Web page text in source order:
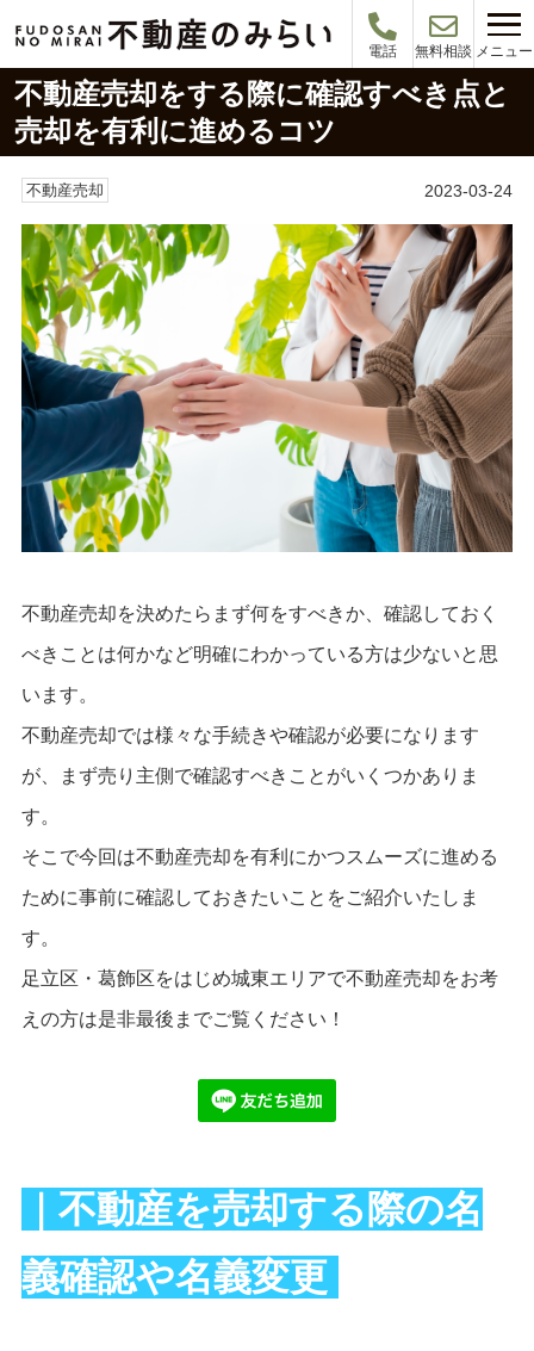
電話 無料相談 メニュー
不動産売却をする際に確認すべき点と
売却を有利に進めるコツ
不動産売却 2023-03-24
不動産売却を決めたらまず何をすべきか、確認しておく
べきことは何かなど明確にわかっている方は少ないと思
います。
不動産売却では様々な手続きや確認が必要になります
が、まず売り主側で確認すべきことがいくつかありま
す。
そこで今回は不動産売却を有利にかつスムーズに進める
ために事前に確認しておきたいことをご紹介いたしま
す。
足立区・葛飾区をはじめ城東エリアで不動産売却をお考
えの方は是非最後までご覧ください！
｜不動産を売却する際の名
義確認や名義変更